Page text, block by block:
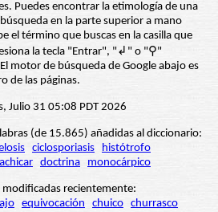
Puedes encontrar la etimología de una
en la parte superior a mano
el término que buscas en la casilla que
la tecla "Entrar", "↲" o "⚲"
motor de búsqueda de Google abajo es
de las páginas.
Julio 31 05:08 PDT 2026
(de 15.865) añadidas al diccionario:
ciclosporiasis
histótrofo
achicar doctrina monocárpico
modificadas recientemente:
equivocación chuico churrasco